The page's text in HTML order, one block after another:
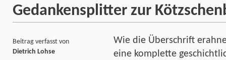
Gedankensplitter zur
Wie die Überschrift
eine komplette
Beitrag verfasst von
Dietrich Lohse